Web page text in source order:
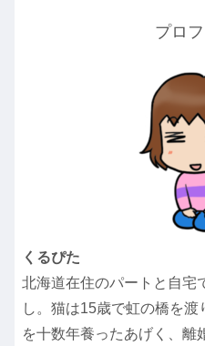
プロ
くるぴた
北海道在住のパートと自宅
し。猫は15歳で虹の橋を
を十数年養ったあげく、離